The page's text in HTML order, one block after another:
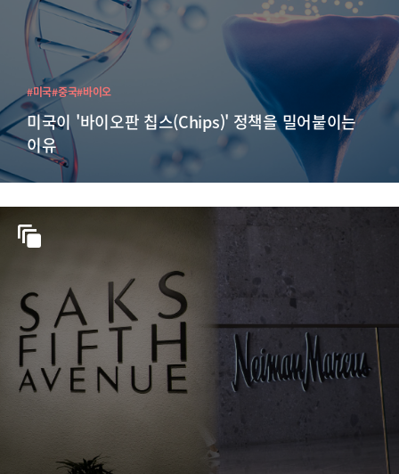
미국이 '바이오판 칩스(Chips)' 정책을 밀어붙이는
이유
#미국#중국#바이오